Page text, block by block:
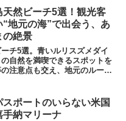
天然ビーチ5選！観光客
“地元の海”で出会う、あ
の絶景
チ5選。青いルリスズメダイ
自然を満喫できるスポットを
注意点も交え、地元のルール
スポートのいらない米国
手納マリーナ